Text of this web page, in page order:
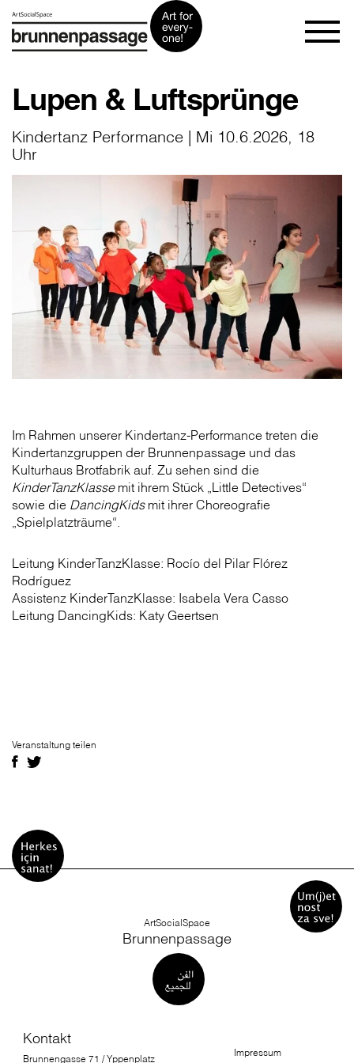
Lupen & Luftsprünge
Kindertanz Performance | Mi 10.6.2026, 18
Uhr
Im Rahmen unserer Kindertanz-Performance treten die
Kindertanzgruppen der Brunnenpassage und das
Kulturhaus Brotfabrik auf. Zu sehen sind die
KinderTanzKlassemit ihrem Stück „Little Detectives“
sowie die DancingKidsmit ihrer Choreografie
„Spielplatzträume“.
Leitung KinderTanzKlasse: Rocío del Pilar Flórez
Rodríguez
Assistenz KinderTanzKlasse: Isabela Vera Casso
Leitung DancingKids: Katy Geertsen
Veranstaltung teilen
ArtSocialSpace
Brunnenpassage
Kontakt
Brunnengasse 71 / Yppenplatz
Impressum